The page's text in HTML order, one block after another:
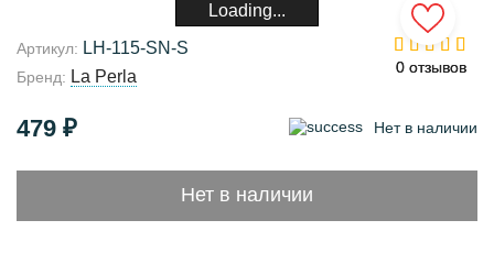
Loading...
0 отзывов
Артикул: LH-115-SN-S
Бренд: La Perla 0 отзывов
479 ₽ Нет в наличии
Нет в наличии